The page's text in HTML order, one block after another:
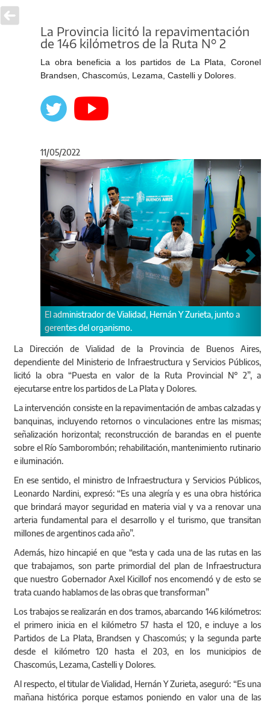
La Provincia licitó la repavimentación
de 146 kilómetros de la Ruta N° 2
La obra beneficia a los partidos de La Plata, Coronel
Brandsen, Chascomús, Lezama, Castelli y Dolores.
11/05/2022
Anterior
La Dirección de Vialidad de la Provincia de Buenos Aires,
dependiente del Ministerio de Infraestructura y Servicios Públicos,
licitó la obra “Puesta en valor de la Ruta Provincial N° 2”, a
ejecutarse entre los partidos de La Plata y Dolores.
La intervención consiste en la repavimentación de ambas calzadas y
banquinas, incluyendo retornos o vinculaciones entre las mismas;
señalización horizontal; reconstrucción de barandas en el puente
sobre el Río Samborombón; rehabilitación, mantenimiento rutinario
e iluminación.
En ese sentido, el ministro de Infraestructura y Servicios Públicos,
Leonardo Nardini, expresó: “Es una alegría y es una obra histórica
que brindará mayor seguridad en materia vial y va a renovar una
arteria fundamental para el desarrollo y el turismo, que transitan
millones de argentinos cada año”.
Además, hizo hincapié en que “esta y cada una de las rutas en las
que trabajamos, son parte primordial del plan de Infraestructura
que nuestro Gobernador Axel Kicillof nos encomendó y de esto se
trata cuando hablamos de las obras que transforman”
Los trabajos se realizarán en dos tramos, abarcando 146 kilómetros:
el primero inicia en el kilómetro 57 hasta el 120, e incluye a los
Partidos de La Plata, Brandsen y Chascomús; y la segunda parte
desde el kilómetro 120 hasta el 203, en los municipios de
Chascomús, Lezama, Castelli y Dolores.
Al respecto, el titular de Vialidad, Hernán Y Zurieta, aseguró: “Es una
mañana histórica porque estamos poniendo en valor una de las